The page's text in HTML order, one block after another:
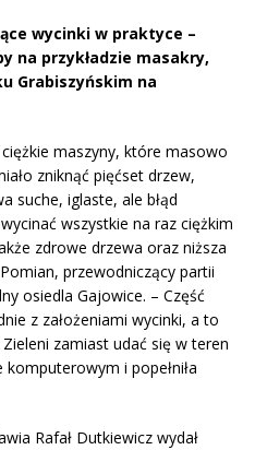
wycinki w praktyce –
na przykładzie masakry,
Grabiszyńskim na
maszyny, które masowo
zniknąć pięćset drzew,
suche, iglaste, ale błąd
wszystkie na raz ciężkim
zdrowe drzewa oraz niższa
przewodniczący partii
osiedla Gajowice. – Część
z założeniami wycinki, a to
zamiast udać się w teren
i popełniła
Rafał Dutkiewicz wydał